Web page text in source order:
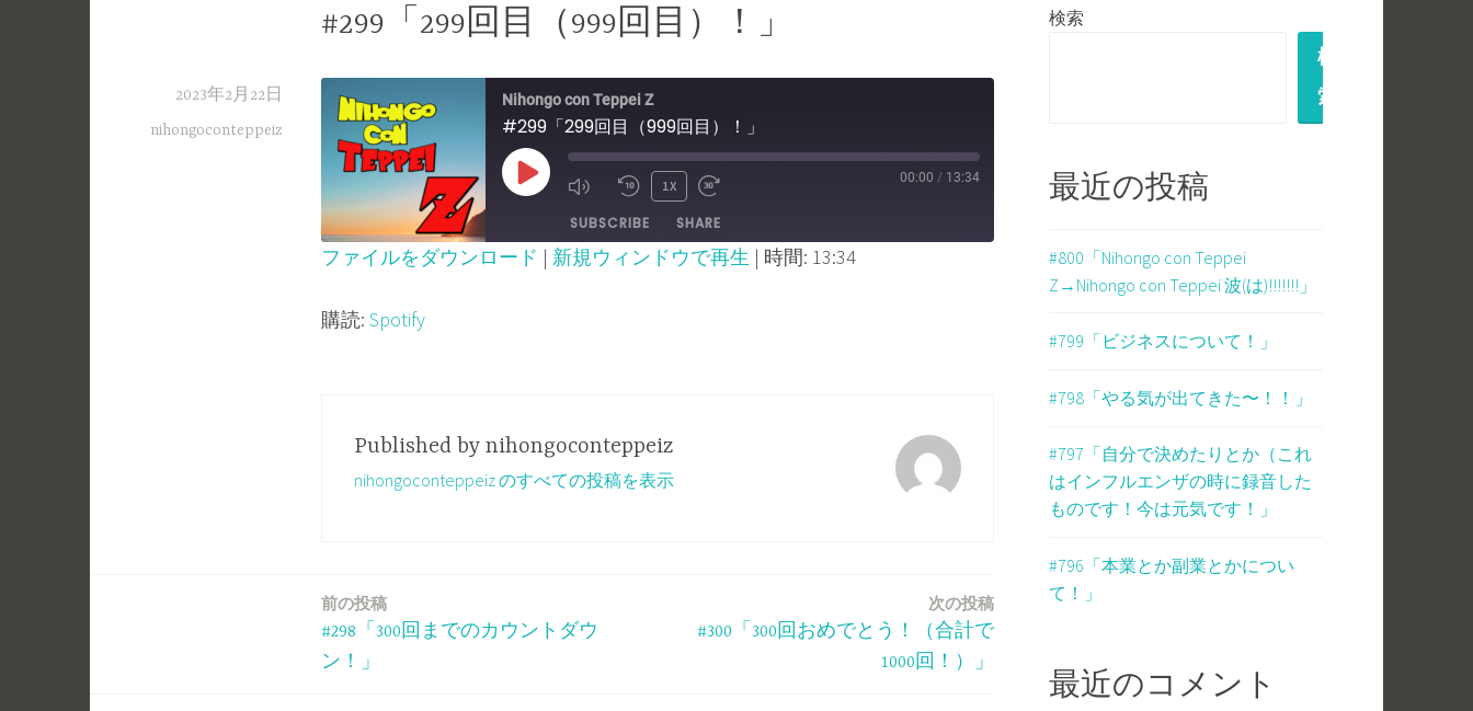
#299「299回目（999回目）！」
2023年2月22日
nihongoconteppeiz
Nihongo con Teppei Z
#299「299回目（999回目）！」
PLAY
EPISODE
MUTE/UNMUTE
EPISODE
REWIND
10
1X
FORWARD
00:00 / 13:34
SUBSCRIBE SHARE
RSS FEED
LINK
ファイルをダウンロード | 新規ウィンドウで再生 | 時間: 13:34
購読: Spotify
Published by nihongoconteppeiz
nihongoconteppeiz のすべての投稿を表示
前の投稿
#298「300回までのカウントダウ
ン！」
次の投稿
#300「300回おめでとう！（合計で
1000回！）」
検索
検
索
最近の投稿
#800「Nihongo con Teppei
Z→Nihongo con Teppei 波(は)!!!!!!!」
#799「ビジネスについて！」
#798「やる気が出てきた〜！！」
#797「自分で決めたりとか（これ
はインフルエンザの時に録音した
ものです！今は元気です！」
#796「本業とか副業とかについ
て！」
最近のコメント